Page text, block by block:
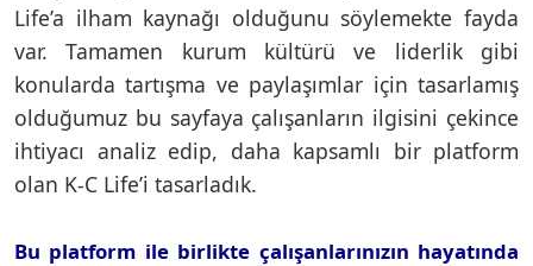
Life’a ilham kaynağı olduğunu söylemekte fayda
var. Tamamen kurum kültürü ve liderlik gibi
konularda tartışma ve paylaşımlar için tasarlamış
olduğumuz bu sayfaya çalışanların ilgisini çekince
ihtiyacı analiz edip, daha kapsamlı bir platform
olan K-C Life’i tasarladık.
Bu platform ile birlikte çalışanlarınızın hayatında